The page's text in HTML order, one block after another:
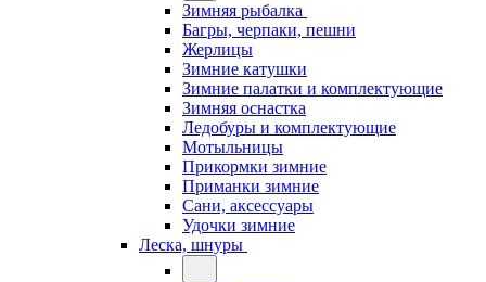
Зимняя рыбалка
Багры, черпаки, пешни
Жерлицы
Зимние катушки
Зимние палатки и комплектующие
Зимняя оснастка
Ледобуры и комплектующие
Мотыльницы
Прикормки зимние
Приманки зимние
Сани, аксессуары
Удочки зимние
Леска, шнуры